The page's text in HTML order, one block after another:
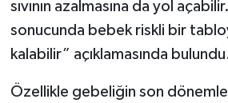
sıvının azalmasına da yol
sonucunda bebek riskli bir
kalabilir” açıklamasında
Özellikle gebeliğin son